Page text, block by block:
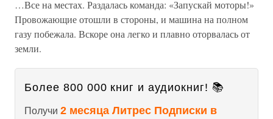
…Все на местах. Раздалась команда: «Запускай моторы!»
Провожающие отошли в стороны, и машина на полном
газу побежала. Вскоре она легко и плавно оторвалась от
земли.
Более 800 000 книг и аудиокниг! 📚
Получи 2 месяца Литрес Подписки в